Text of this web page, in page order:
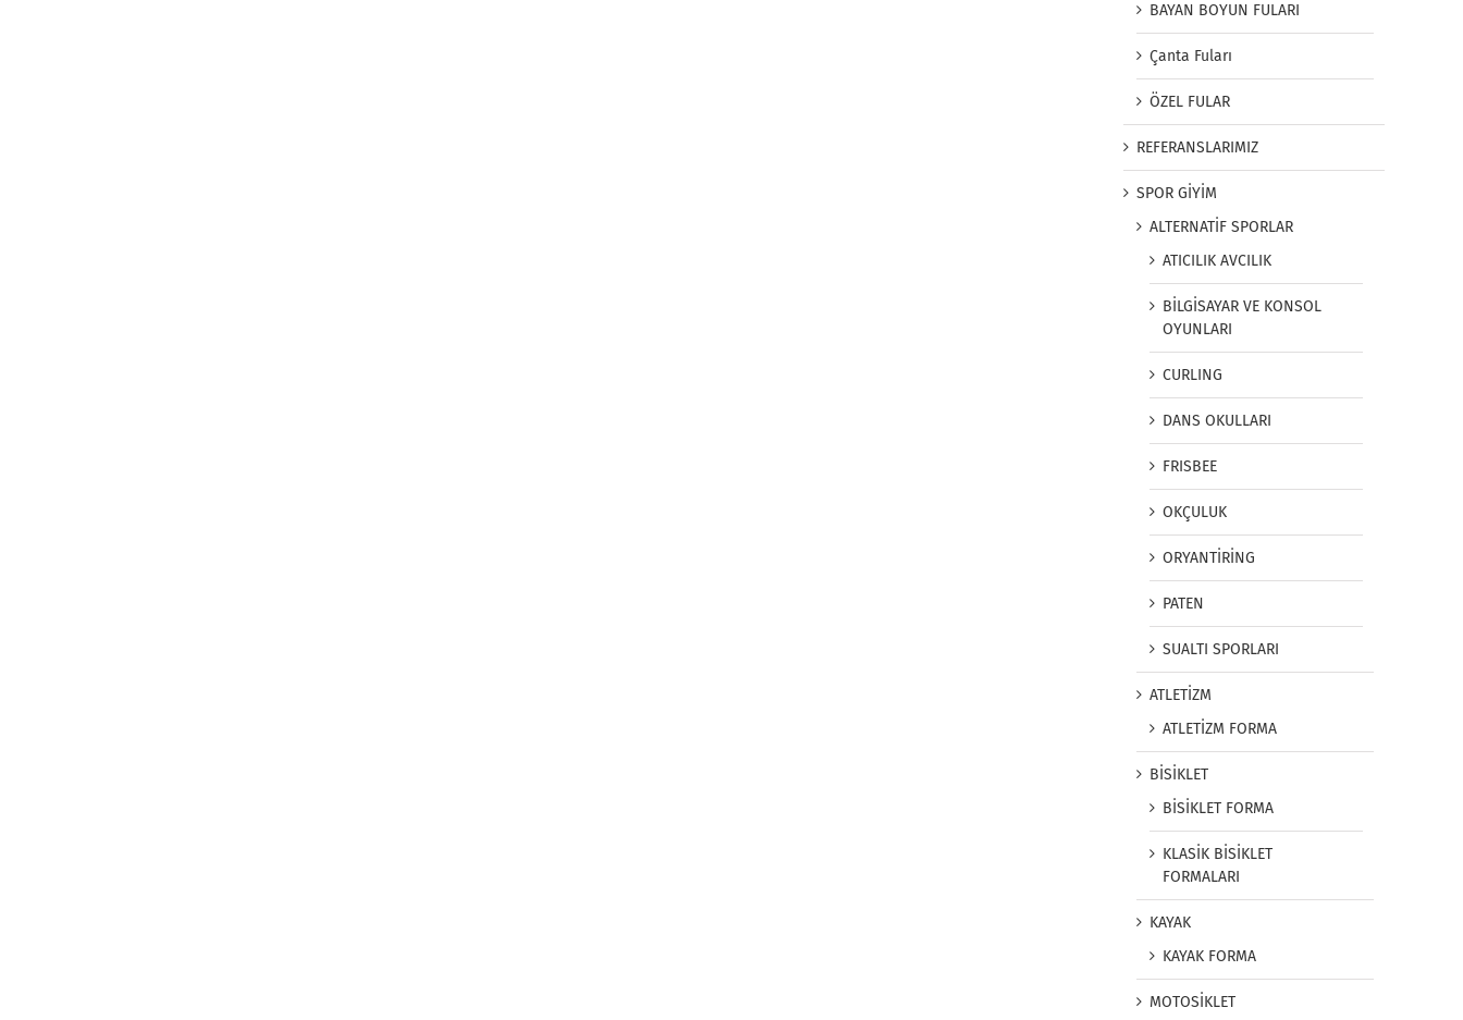
BAYAN BOYUN FULARI
Çanta Fuları
ÖZEL FULAR
REFERANSLARIMIZ
SPOR GİYİM
ALTERNATİF SPORLAR
ATICILIK AVCILIK
BİLGİSAYAR VE KONSOL
OYUNLARI
CURLING
DANS OKULLARI
FRISBEE
OKÇULUK
ORYANTİRİNG
PATEN
SUALTI SPORLARI
ATLETİZM
ATLETİZM FORMA
BİSİKLET
BİSİKLET FORMA
KLASİK BİSİKLET
FORMALARI
KAYAK
KAYAK FORMA
MOTOSİKLET